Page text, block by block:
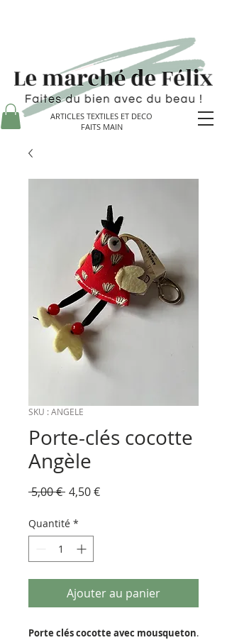
ARTICLES TEXTILES ET DECO
FAITS MAIN
SKU : ANGELE
Porte-clés cocotte
Angèle
5,00 € Prix
4,50 €Prix
Quantité *
Ajouter au panier
Porte clés cocotte avec mousqueton.